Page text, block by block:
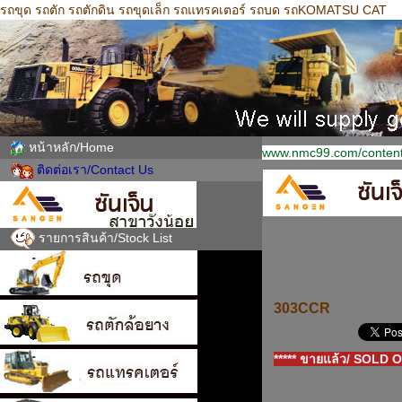
รถขุด รถตัก รถตักดิน รถขุดเล็ก รถแทรคเตอร์ รถบด รถKOMATSU CAT
หน้าหลัก/Home
ติดต่อเรา/Contact Us
รายการสินค้า/Stock List
www.nmc99.com/
303CCR
***** ขายแล้ว/ SOLD